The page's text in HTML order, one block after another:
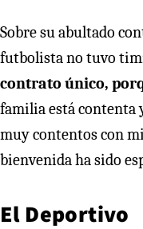
Sobre su abultado
futbolista no tuvo
contrato único,
familia está contenta
muy contentos con
bienvenida ha sido
El Deportivo